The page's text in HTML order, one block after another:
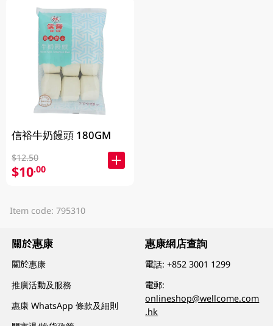
信裕牛奶饅頭 180GM
$12.50
$10.00
Item code: 795310
關於惠康
關於惠康
推廣活動及服務
惠康 WhatsApp 條款及細則
惠康網店查詢
電話:+852 3001 1299
電郵:
onlineshop@wellcome.com
.hk